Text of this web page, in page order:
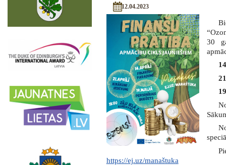
12.04.2023
30
https://ej.uz/manaštuka